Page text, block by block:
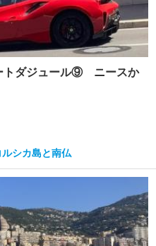
トダジュール⑨ ニースか
シカ島と南仏